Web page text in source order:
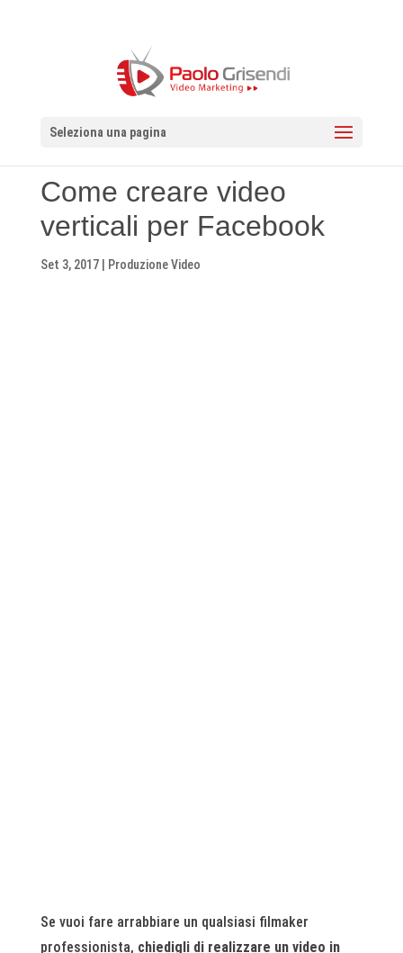
Seleziona una pagina
Come creare video
verticali per Facebook
Set 3, 2017| Produzione Video
Se vuoi fare arrabbiare un qualsiasi filmaker
professionista, chiedigli di realizzare un video in